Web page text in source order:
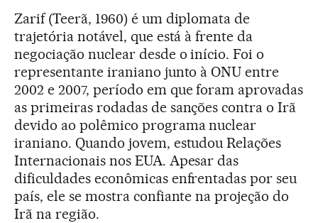
Zarif (Teerã, 1960) é um diplomata de
trajetória notável, que está à frente da
negociação nuclear desde o início. Foi o
representante iraniano junto à ONU entre
2002 e 2007, período em que foram aprovadas
as primeiras rodadas de sanções contra o Irã
devido ao polêmico programa nuclear
iraniano. Quando jovem, estudou Relações
Internacionais nos EUA. Apesar das
dificuldades econômicas enfrentadas por seu
país, ele se mostra confiante na projeção do
Irã na região.